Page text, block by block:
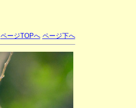
ページTOPへ ページ下へ